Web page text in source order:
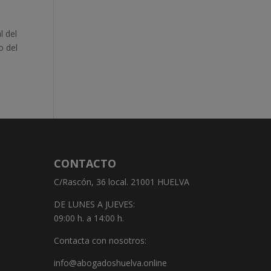
del
del
CONTACTO
C/Rascón, 36 local. 21001 HUELVA
DE LUNES A JUEVES:
09:00 h. a 14:00 h.
Contacta con nosotros:
info@abogadoshuelva.online